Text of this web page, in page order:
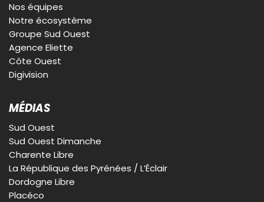
Nos équipes
Notre écosystème
Groupe Sud Ouest
Agence Eliette
Côte Ouest
Digivision
MÉDIAS
Sud Ouest
Sud Ouest Dimanche
Charente Libre
La République des Pyrénées / L’Éclair
Dordogne Libre
Placéco